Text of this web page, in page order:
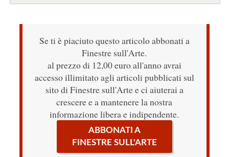
Se ti è piaciuto questo articolo abbonati a
Finestre sull'Arte.
al prezzo di 12,00 euro all'anno avrai
accesso illimitato agli articoli pubblicati sul
sito di Finestre sull'Arte e ci aiuterai a
crescere e a mantenere la nostra
informazione libera e indipendente.
ABBONATI A
FINESTRE SULL'ARTE